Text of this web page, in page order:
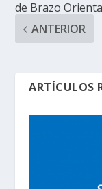
de Brazo
ANTERIOR
ARTÍCULOS